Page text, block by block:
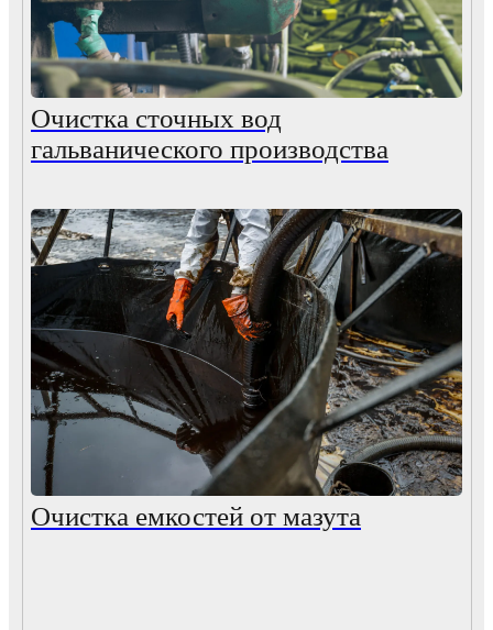
Очистка сточных вод
гальванического производства
Очистка емкостей от мазута